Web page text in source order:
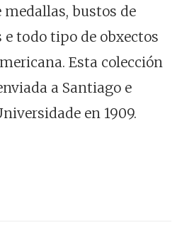
medallas, bustos de
e todo tipo de obxectos
Esta colección
a Santiago e
en 1909.